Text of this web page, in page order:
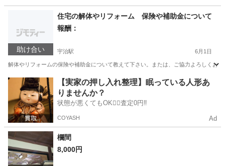
宇治駅 その他 ダウンライト
助け合い
住宅の解体やリフォーム 保険や補助金について
報酬：
宇治駅 6月1日
解体やリフォームの保険や補助金について教えて下さい。または、ご協力よろしくお
京都 宇治市 宇治駅 教えて 物件
【実家の押し入れ整理】眠っている人形あ
りませんか？
状態が悪くてもOK🙆‍♀️査定0円‼️
COYASH Ad
欄間
8,000円